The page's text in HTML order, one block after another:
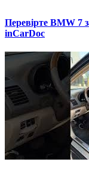
Перевірте BMW 7
inCarDoc